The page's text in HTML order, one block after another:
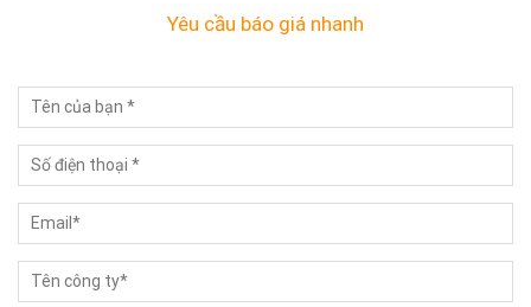
Yêu cầu báo giá nhanh